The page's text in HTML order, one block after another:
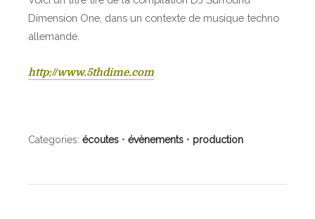
Dimension One, dans un contexte de musique techno
allemande.
http://www.5thdime.com
Categories: écoutes • évènements • production